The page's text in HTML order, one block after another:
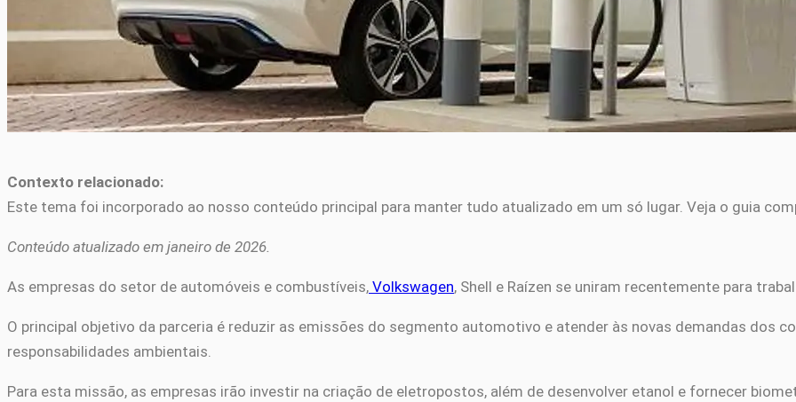
Contexto relacionado:
Este tema foi incorporado ao nosso conteúdo principal para manter tudo atualizado em um só lugar. Veja o guia
Conteúdo atualizado em janeiro de 2026.
As empresas do setor de automóveis e combustíveis, Volkswagen, Shell e Raízen se uniram recentemente para
O principal objetivo da parceria é reduzir as emissões do segmento automotivo e atender às novas demandas dos
responsabilidades ambientais.
Para esta missão, as empresas irão investir na criação de eletropostos, além de desenvolver etanol e fornecer